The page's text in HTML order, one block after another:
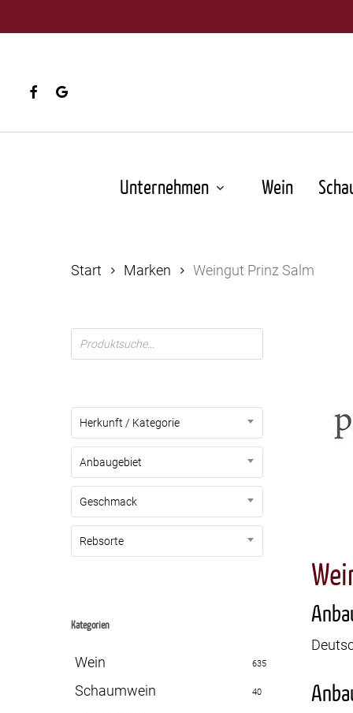
to
contentfacebookgoogle-
Unternehmen Wein
Start Marken Weingut Prinz Salm
Products
search
Herkunft / Kategorie
Anbaugebiet
Geschmack
Rebsorte
Kategorien
Wein 635
Schaumwein 40